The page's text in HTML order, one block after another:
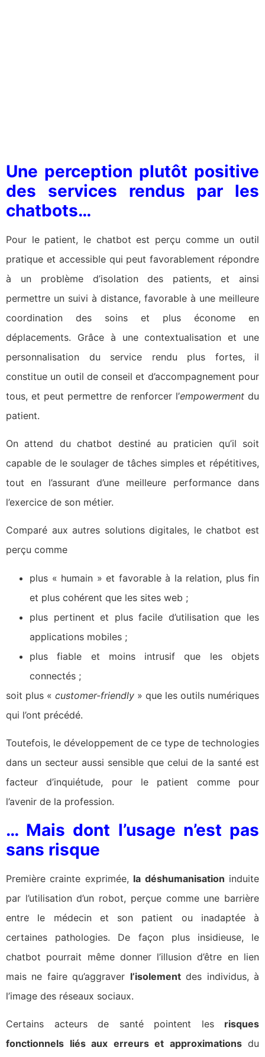
Une perception plutôt positive
des services rendus par les
chatbots…
Pour le patient, le chatbot est perçu comme un outil
pratique et accessible qui peut favorablement répondre
à un problème d’isolation des patients, et ainsi
permettre un suivi à distance, favorable à une meilleure
coordination des soins et plus économe en
déplacements. Grâce à une contextualisation et une
personnalisation du service rendu plus fortes, il
constitue un outil de conseil et d’accompagnement pour
tous, et peut permettre de renforcer l’empowermentdu
patient.
On attend du chatbot destiné au praticien qu’il soit
capable de le soulager de tâches simples et répétitives,
tout en l’assurant d’une meilleure performance dans
l’exercice de son métier.
Comparé aux autres solutions digitales, le chatbot est
perçu comme
plus « humain » et favorable à la relation, plus fin
et plus cohérent que les sites web ;
plus pertinent et plus facile d’utilisation que les
applications mobiles ;
plus fiable et moins intrusif que les objets
connectés ;
soit plus « customer-friendly » que les outils numériques
qui l’ont précédé.
Toutefois, le développement de ce type de technologies
dans un secteur aussi sensible que celui de la santé est
facteur d’inquiétude, pour le patient comme pour
l’avenir de la profession.
… Mais dont l’usage n’est pas
sans risque
Première crainte exprimée, la déshumanisation induite
par l’utilisation d’un robot, perçue comme une barrière
entre le médecin et son patient ou inadaptée à
certaines pathologies. De façon plus insidieuse, le
chatbot pourrait même donner l’illusion d’être en lien
mais ne faire qu’aggraver l’isolementdes individus, à
l’image des réseaux sociaux.
Certains acteurs de santé pointent les risques
fonctionnels liés aux erreurs et approximationsdu